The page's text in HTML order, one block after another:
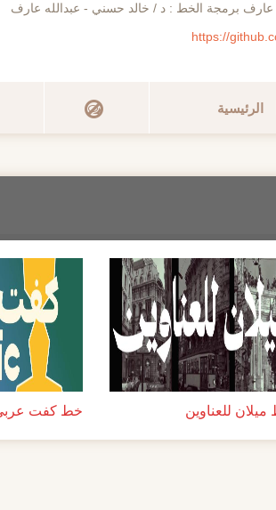
عارف برمجة الخط : د / خالد حسني - عبدالله عارف
https://
الرئيسية
للعناوين خط كفت عربي